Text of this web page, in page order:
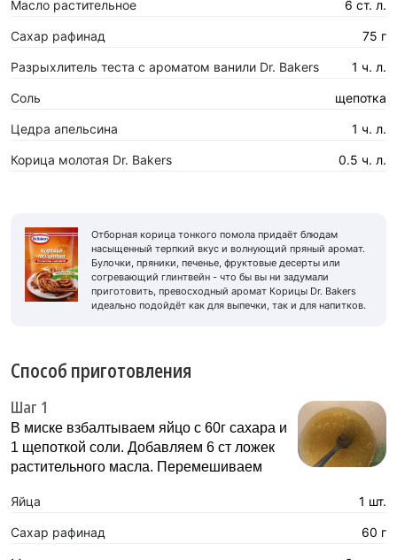
Масло растительное 6 ст. л.
Сахар рафинад 75 г
Разрыхлитель теста с ароматом ванили Dr. Bakers 1 ч. л.
Соль щепотка
Цедра апельсина 1 ч. л.
Корица молотая Dr. Bakers 0.5 ч. л.
Отборная корица тонкого помола придаёт блюдам
насыщенный терпкий вкус и волнующий пряный аромат.
Булочки, пряники, печенье, фруктовые десерты или
согревающий глинтвейн - что бы вы ни задумали
приготовить, превосходный аромат Корицы Dr. Bakers
идеально подойдёт как для выпечки, так и для напитков.
Способ приготовления
Шаг 1
В миске взбалтываем яйцо с 60г сахара и
1 щепоткой соли. Добавляем 6 ст ложек
растительного масла. Перемешиваем
Яйца 1 шт.
Сахар рафинад 60 г